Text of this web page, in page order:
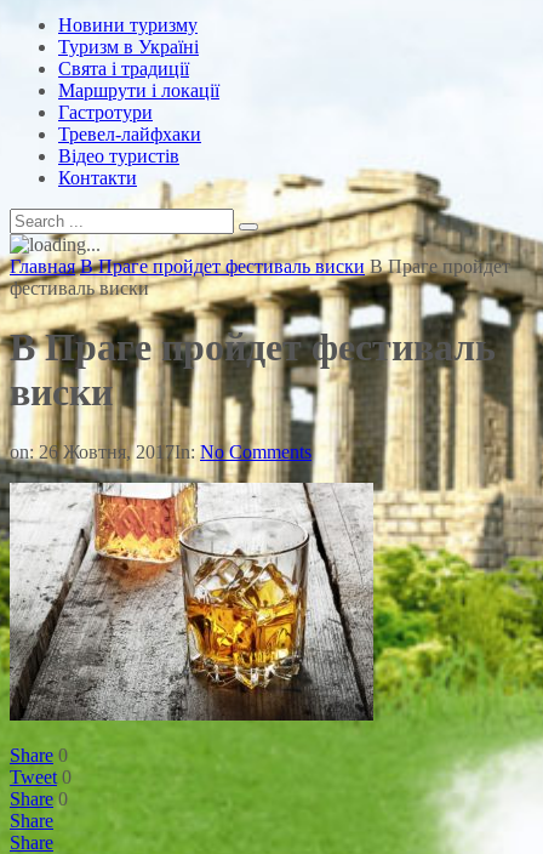
Новини туризму
Туризм в Україні
Свята і традиції
Маршрути і локації
Гастротури
Тревел-лайфхаки
Відео туристів
Контакти
Главная В Праге пройдет фестиваль виски В Праге пройдет
фестиваль виски
В Праге пройдет фестиваль
виски
on: 26 Жовтня, 2017In:No Comments
Share 0
Tweet 0
Share 0
Share
Share